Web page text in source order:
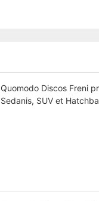
Quomodo Discos Freni
Sedanis, SUV et